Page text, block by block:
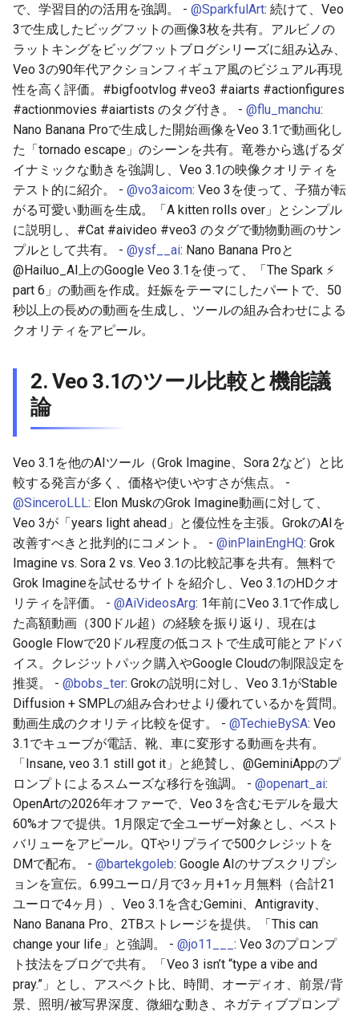
2026-06-13
2026-06-12
2026-06-11
2026-06-10
2026-06-09
2026-06-08
2026-06-07
2026-06-06
2026-06-04
2026-06-01
2026-05-31
2026-05-30
2026-05-29
2026-05-28
2026-05-27
2026-05-26
2026-05-25
2026-05-24
2026-05-23
2026-05-22
2026-05-21
2026-05-20
2026-05-19
2025-11-28
2025-11-27
2025-11-26
2025-11-25
2025-11-24
2025-11-23
2025-11-22
2025-11-21
2025-11-19
2025-11-16
2025-11-15
2025-11-14
2025-11-13
2025-11-12
2025-11-11
2025-11-10
2025-11-09
2025-11-08
2025-11-07
2025-11-06
2025-11-05
2025-11-04
2025-11-03
2026-06-13
2026-06-12
2026-06-11
2026-06-10
2026-06-09
2026-06-08
2026-06-07
2026-06-06
2026-06-04
2026-06-01
2026-05-31
2026-05-30
2026-05-29
2026-05-28
2026-05-27
2026-05-26
2026-05-25
2026-05-24
2026-05-23
2026-05-22
2026-05-21
2026-05-20
2026-05-19
2025-11-28
2025-11-27
2025-11-26
2025-11-25
2025-11-24
2025-11-23
2025-11-22
2025-11-21
2025-11-19
2025-11-16
2025-11-15
2025-11-14
2025-11-13
2025-11-12
2025-11-11
2025-11-10
2025-11-09
2025-11-08
2025-11-07
2025-11-06
2025-11-05
2025-11-04
2025-11-03
2026-06-10
2026-06-09
2026-06-08
2026-06-07
2026-06-06
2026-06-05
2026-06-04
2026-06-03
2026-06-01
2026-05-29
2026-05-28
2026-05-27
2026-05-26
2026-05-25
2026-05-24
2026-05-23
2026-05-22
2026-05-21
2026-05-20
2026-05-19
2026-05-18
2026-05-17
2026-05-16
2025-11-28
2025-11-27
2025-11-26
2025-11-25
2025-11-24
2025-11-23
2025-11-22
2025-11-21
2025-11-19
2025-11-16
2025-11-15
2025-11-14
2025-11-13
2025-11-12
2025-11-11
2025-11-10
2025-11-09
2025-11-08
2025-11-07
2025-11-06
2025-11-05
2025-11-04
2025-11-03
2025-11-28
2025-11-27
2025-11-26
2025-11-25
2025-11-24
2025-11-23
2025-11-22
2025-11-21
2025-11-20
2025-11-19
2025-11-18
2025-11-16
2025-11-15
2025-11-14
2025-11-13
2025-11-12
2025-11-11
2025-11-10
2025-11-09
2025-11-08
2025-11-07
2025-11-06
2025-11-05
2025-11-04
2025-11-03
2026-06-13
2026-06-12
2026-06-11
2026-06-10
2026-06-09
2026-06-08
2026-06-07
2026-06-06
2026-06-04
2026-06-01
2026-05-31
2026-05-30
2026-05-29
2026-05-28
2026-05-27
2026-05-26
2026-05-25
2026-05-24
2026-05-23
2026-05-22
2026-05-21
2026-05-20
2026-05-18
2026-06-07
2026-06-06
2026-06-05
2026-06-04
2026-06-03
2026-06-02
2026-06-01
2026-05-31
で、学習目的の活用を強調。 - @SparkfulArt: 続けて、Veo
3で生成したビッグフットの画像3枚を共有。アルビノの
ラットキングをビッグフットブログシリーズに組み込み、
Veo 3の90年代アクションフィギュア風のビジュアル再現
性を高く評価。#bigfootvlog #veo3 #aiarts #actionfigures
#actionmovies #aiartists のタグ付き。 - @flu_manchu:
Nano Banana Proで生成した開始画像をVeo 3.1で動画化し
た「tornado escape」のシーンを共有。竜巻から逃げるダ
イナミックな動きを強調し、Veo 3.1の映像クオリティを
テスト的に紹介。 - @vo3aicom: Veo 3を使って、子猫が転
がる可愛い動画を生成。「A kitten rolls over」とシンプル
に説明し、#Cat #aivideo #veo3 のタグで動物動画のサン
プルとして共有。 - @ysf__ai: Nano Banana Proと
@Hailuo_AI上のGoogle Veo 3.1を使って、「The Spark ⚡️
part 6」の動画を作成。妊娠をテーマにしたパートで、50
秒以上の長めの動画を生成し、ツールの組み合わせによる
クオリティをアピール。
2. Veo 3.1のツール比較と機能議
論
Veo 3.1を他のAIツール（Grok Imagine、Sora 2など）と比
較する発言が多く、価格や使いやすさが焦点。 -
@SinceroLLL: Elon MuskのGrok Imagine動画に対して、
Veo 3が「years light ahead」と優位性を主張。GrokのAIを
改善すべきと批判的にコメント。 - @inPlainEngHQ: Grok
Imagine vs. Sora 2 vs. Veo 3.1の比較記事を共有。無料で
Grok Imagineを試せるサイトを紹介し、Veo 3.1のHDクオ
リティを評価。 - @AiVideosArg: 1年前にVeo 3.1で作成し
た高額動画（300ドル超）の経験を振り返り、現在は
Google Flowで20ドル程度の低コストで生成可能とアドバ
イス。クレジットパック購入やGoogle Cloudの制限設定を
推奨。 - @bobs_ter: Grokの説明に対し、Veo 3.1がStable
Diffusion + SMPLの組み合わせより優れているかを質問。
動画生成のクオリティ比較を促す。 - @TechieBySA: Veo
3.1でキューブが電話、靴、車に変形する動画を共有。
「Insane, veo 3.1 still got it」と絶賛し、@GeminiAppのプ
ロンプトによるスムーズな移行を強調。 - @openart_ai:
OpenArtの2026年オファーで、Veo 3を含むモデルを最大
60%オフで提供。1月限定で全ユーザー対象とし、ベスト
バリューをアピール。QTやリプライで500クレジットを
DMで配布。 - @bartekgoleb: Google AIのサブスクリプシ
ョンを宣伝。6.99ユーロ/月で3ヶ月+1ヶ月無料（合計21
ユーロで4ヶ月）、Veo 3.1を含むGemini、Antigravity、
Nano Banana Pro、2TBストレージを提供。「This can
change your life」と強調。 - @jo11___ : Veo 3のプロンプ
ト技法をブログで共有。「Veo 3 isn’t “type a vibe and
pray.”」とし、アスペクト比、時間、オーディオ、前景/背
景、照明/被写界深度、微細な動き、ネガティブプロンプ